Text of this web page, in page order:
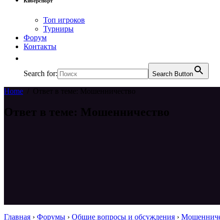
Топ игроков
Турниры
Форум
Контакты
Search for: Search Button
Home Ответ в теме: Мошенничество
Ответ в теме: Мошенничество
Главная › Форумы › Общие вопросы и обсуждения ›